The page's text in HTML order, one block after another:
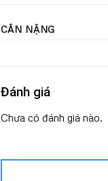
CÂN NẶNG
Đánh giá
Chưa có đánh giá nào.